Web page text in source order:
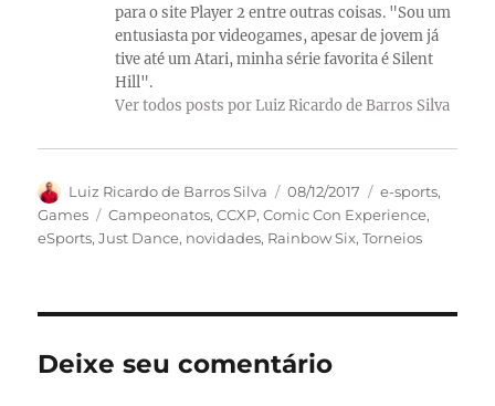
para o site Player 2 entre outras coisas. "Sou um
entusiasta por videogames, apesar de jovem já
tive até um Atari, minha série favorita é Silent
Hill".
Ver todos posts por Luiz Ricardo de Barros Silva
Autor
Luiz Ricardo de Barros Silva
Publicado
em
08/12/2017 Categorias
e-sports,
Games
Tags
Campeonatos,CCXP,Comic Con Experience,
eSports,Just Dance, novidades, Rainbow Six,Torneios
Deixe seu comentário